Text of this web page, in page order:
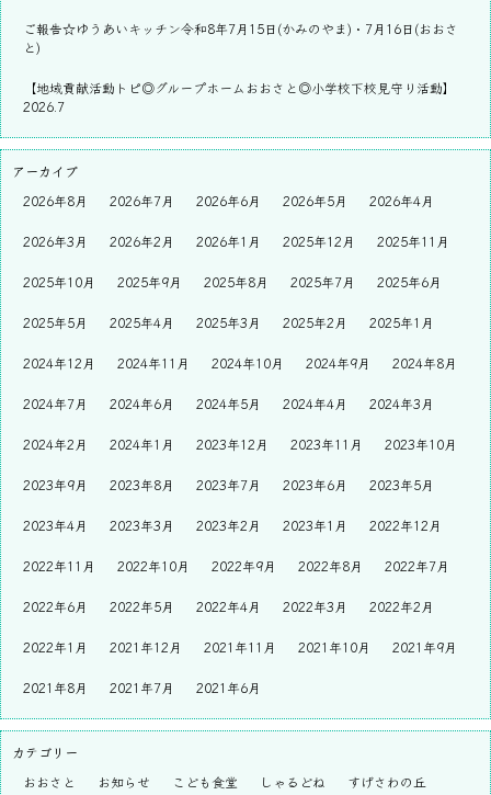
ご報告☆ゆうあいキッチン令和8年7月15日(かみのやま)・7月16日(おおさ
と)
【地域貢献活動トピ◎グループホームおおさと◎小学校下校見守り活動】
2026.7
アーカイブ
2026年8月
2026年7月 2026年6月 2026年5月 2026年4月
2026年3月 2026年2月 2026年1月 2025年12月 2025年11月
2025年10月 2025年9月 2025年8月 2025年7月 2025年6月
2025年5月 2025年4月 2025年3月 2025年2月 2025年1月
2024年12月 2024年11月 2024年10月 2024年9月 2024年8月
2024年7月 2024年6月 2024年5月 2024年4月 2024年3月
2024年2月 2024年1月 2023年12月 2023年11月 2023年10月
2023年9月 2023年8月 2023年7月 2023年6月 2023年5月
2023年4月 2023年3月 2023年2月 2023年1月 2022年12月
2022年11月 2022年10月 2022年9月 2022年8月 2022年7月
2022年6月 2022年5月 2022年4月 2022年3月 2022年2月
2022年1月 2021年12月 2021年11月 2021年10月 2021年9月
2021年8月 2021年7月 2021年6月
カテゴリー
おおさと
お知らせ こども食堂 しゃるどね すげさわの丘